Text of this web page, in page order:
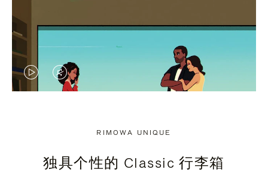
视
停，
视
音，
RIMOWA UNIQUE
独具个性的 Classic 行李箱